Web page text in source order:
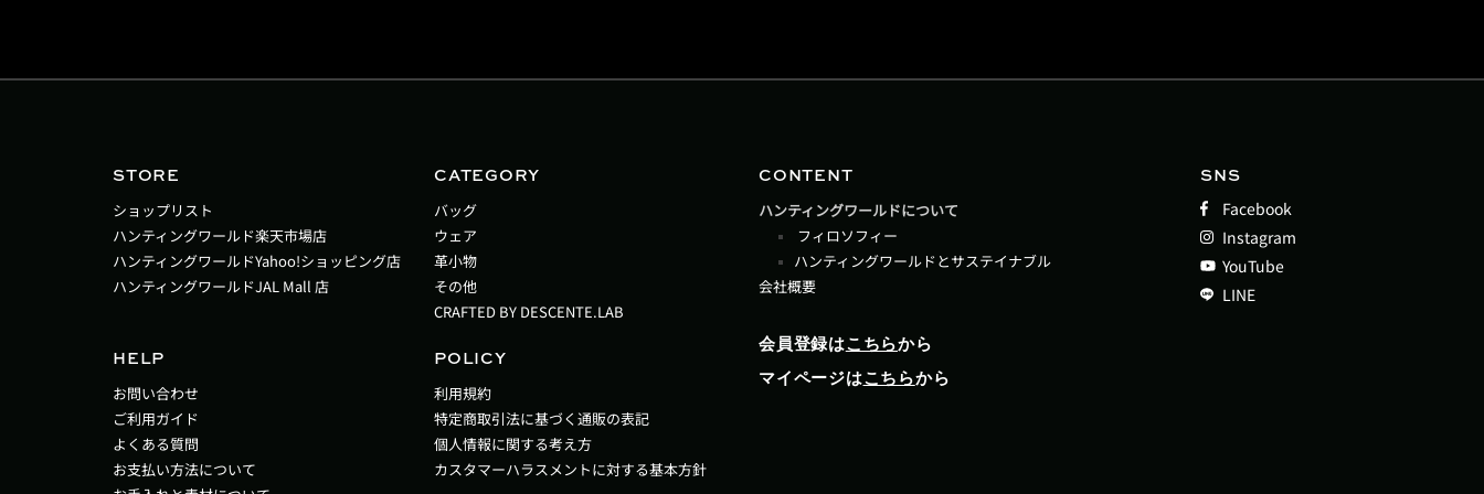
STORE
ショップリスト
ハンティングワールド楽天市場店
ハンティングワールドYahoo!ショッピング店
ハンティングワールドJAL Mall 店
CATEGORY
バッグ
ウェア
革小物
その他
CRAFTED BY DESCENTE.LAB
HELP
お問い合わせ
ご利用ガイド
よくある質問
お支払い方法について
POLICY
利用規約
特定商取引法に基づく通販の表記
個人情報に関する考え方
カスタマーハラスメントに対する基本方針
CONTENT
ハンティングワールドについて
フィロソフィー
ハンティングワールドとサステイナブル
会社概要
会員登録はこちらから
マイページはこちらから
SNS
Facebook
Instagram
YouTube
LINE